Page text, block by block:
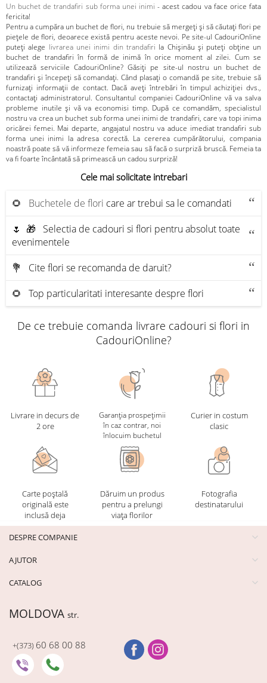
Un buchet de trandafiri sub forma unei inimi - acest cadou va face orice fata
fericita!
Pentru a cumpăra un buchet de flori, nu trebuie să mergeți și să căutați flori pe
piețele de flori, deoarece există pentru aceste nevoi. Pe site-ul CadouriOnline
puteți alege livrarea unei inimi din trandafiri la Chișinău și puteți obține un
buchet de trandafiri în formă de inimă în orice moment al zilei. Cum se
utilizează serviciile CadouriOnline? Găsiți pe site-ul nostru un buchet de
trandafiri și începeți să comandați. Când plasați o comandă pe site, trebuie să
furnizați informații de contact. Dacă aveți întrebări în timpul achiziției dvs.,
contactați administratorul. Consultantul companiei CadouriOnline vă va salva
probleme inutile și vă va economisi timp. După ce comandăm, specialistul
nostru va crea un buchet sub forma unei inimi de trandafiri, care va topi inima
oricărei femei. Mai departe, angajatul nostru va aduce imediat trandafiri sub
forma unei inimi la adresa corectă. La cererea cumpărătorului, compania
noastră poate să vă informeze femeia sau să facă o surpriză bruscă. Femeia ta
va fi foarte încântată să primească un cadou surpriză!
Cele mai solicitate intrebari
🌻 Buchetele de flori care ar trebui sa le comandati
🌷 🎁 Selectia de cadouri si flori pentru absolut toate
evenimentele
💐 Сite flori se recomanda de daruit?
🌻 Top particularitati interesante despre flori
De ce trebuie comanda livrare cadouri si flori in
CadouriOnline?
Livrare in decurs de
2 ore
Garanția prospețimii
în caz contrar, noi
înlocuim buchetul
Curier in costum
clasic
Carte poștală
originală este
inclusă deja
Dăruim un produs
pentru a prelungi
viața florilor
Fotografia
destinatarului
DESPRE COMPANIE
AJUTOR
CATALOG
MOLDOVA str.
+(373) 60 68 00 88